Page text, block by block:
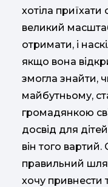
хотіла приїхати
великий
отримати, і
якщо вона
змогла знайти,
майбутньому,
громадянкою
досвід для
він того
правильний
хочу привнести